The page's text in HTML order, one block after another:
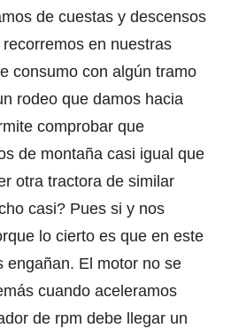
de cuestas y descensos
en nuestras
consumo con algún tramo
rodeo que damos hacia
comprobar que
de montaña casi igual que
otra tractora de similar
casi? Pues si y nos
lo cierto es que en este
engañan. El motor no se
cuando aceleramos
de rpm debe llegar un